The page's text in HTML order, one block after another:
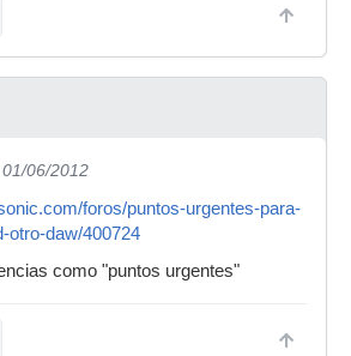
06/2012
foros/puntos-urgentes-para-
otro-daw/400724
como "puntos urgentes"